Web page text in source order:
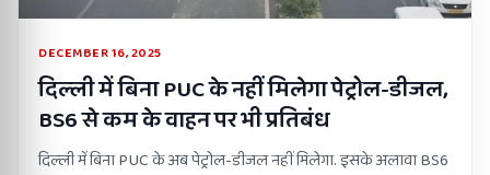
DECEMBER 16, 2025
दिल्ली में बिना PUC के नहीं मिलेगा पेट्रोल-डीजल,
BS6 से कम के वाहन पर भी प्रतिबंध
दिल्ली में बिना PUC के अब पेट्रोल-डीजल नहीं मिलेगा. इसके अलावा BS6